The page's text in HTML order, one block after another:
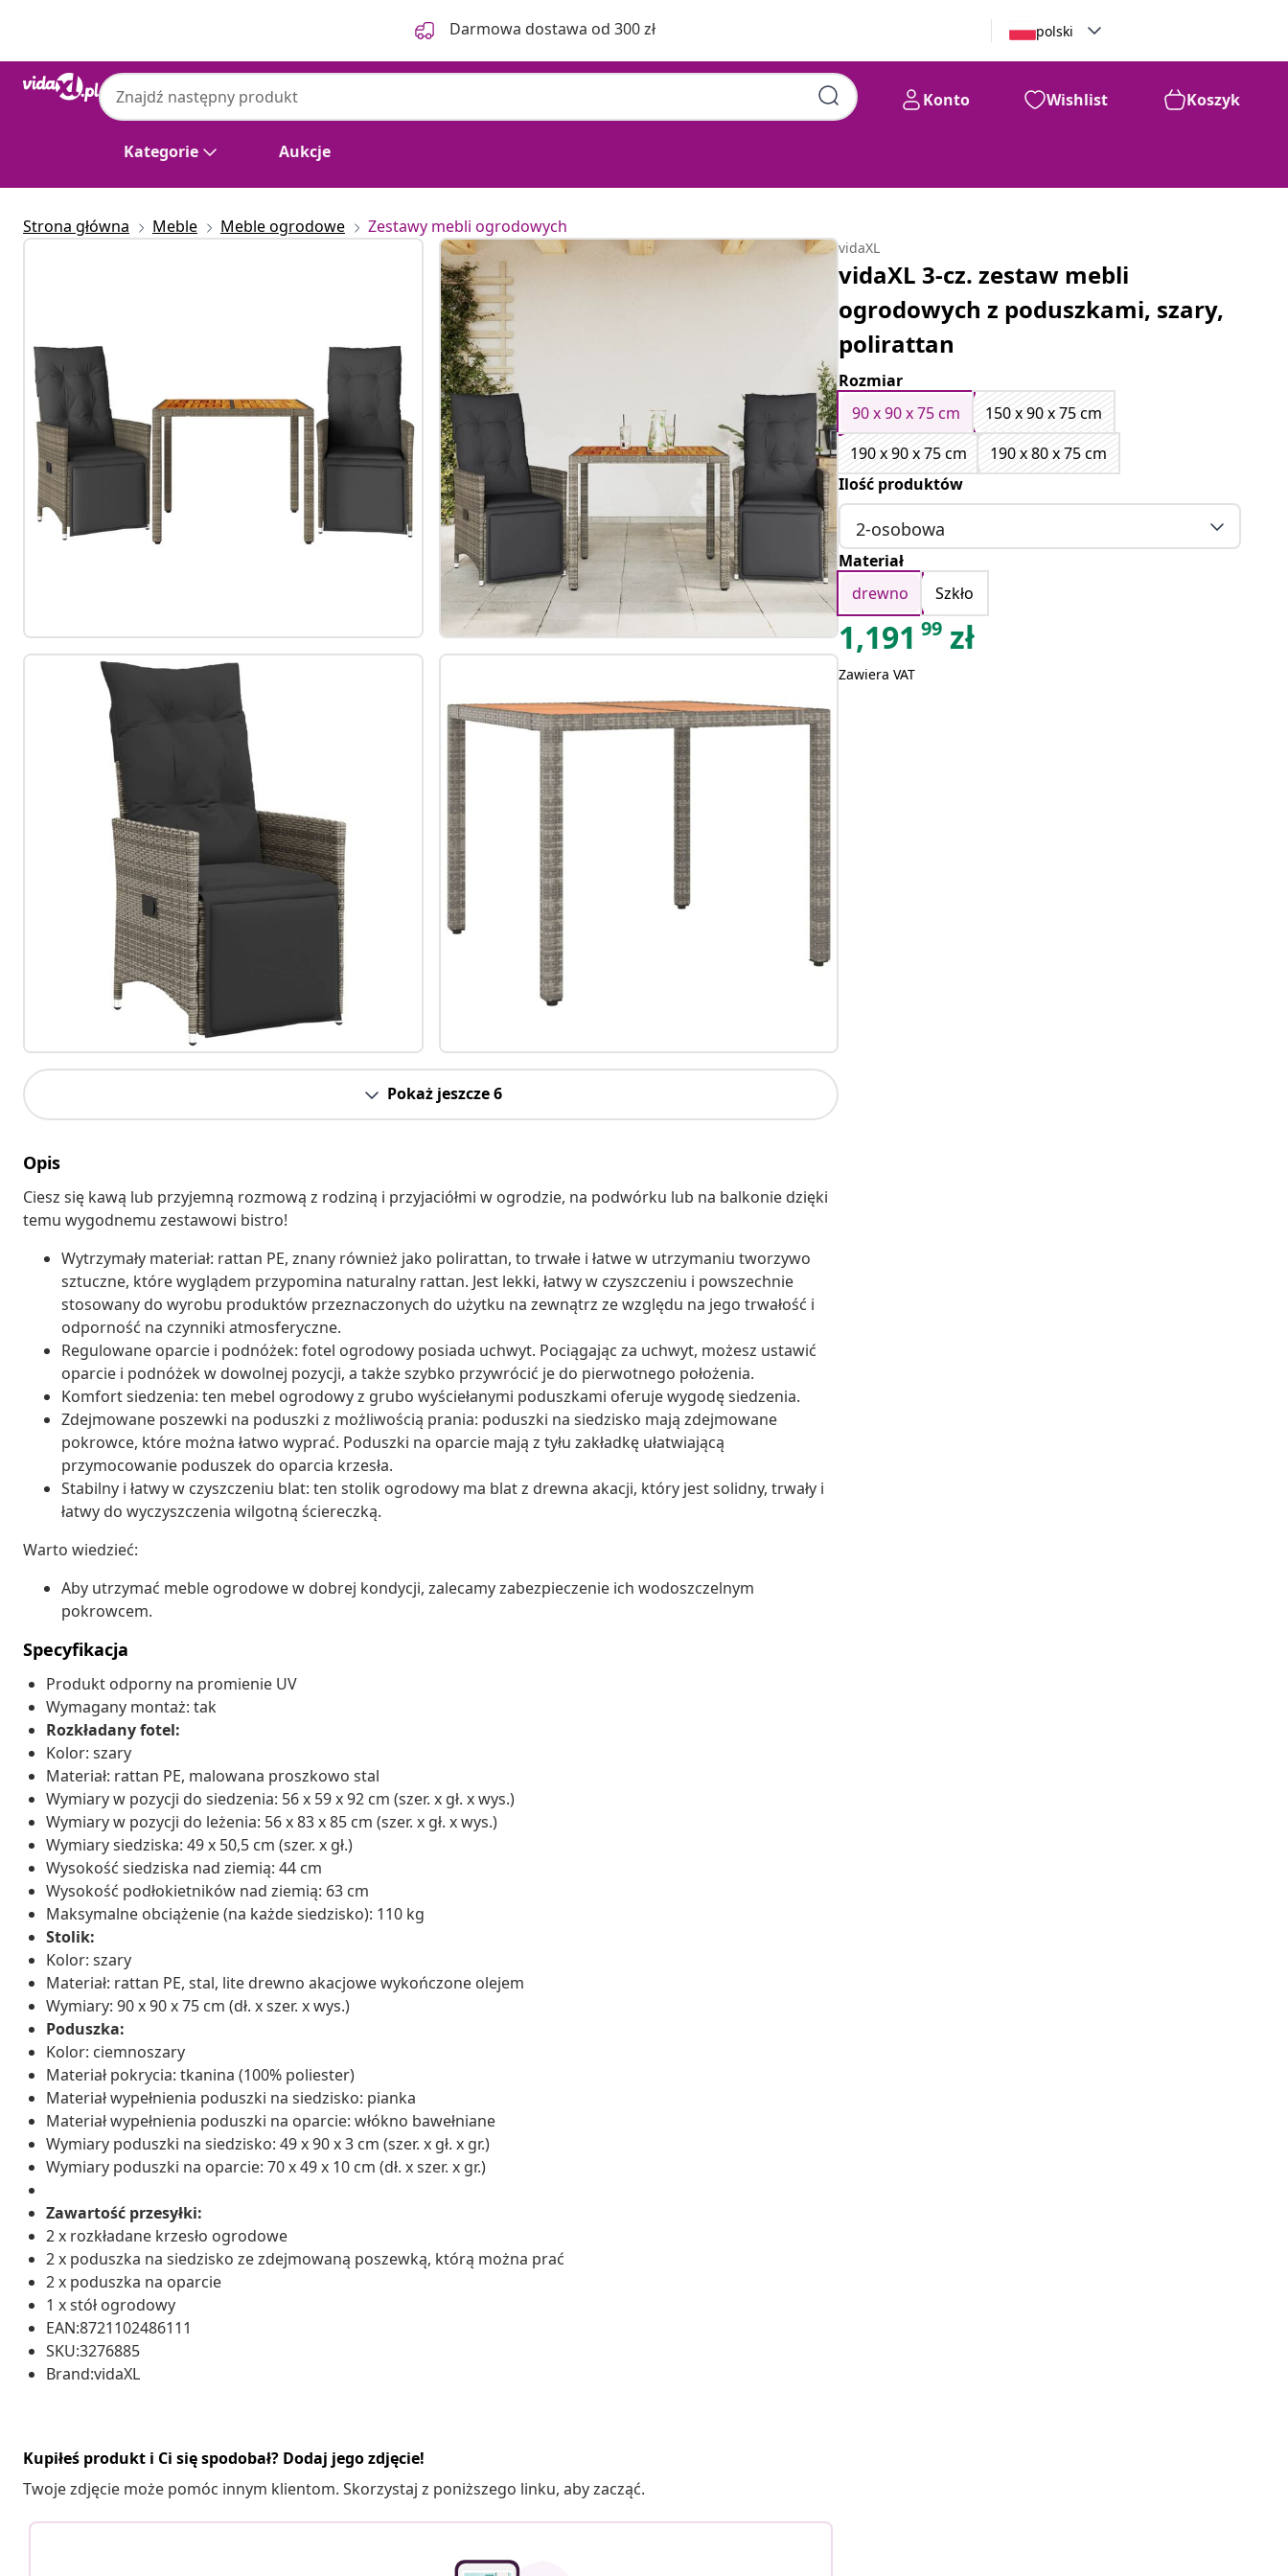
Darmowa dostawa od 300 zł polski
Kategorie Aukcje
Konto Wishlist Koszyk
Strona główna Meble Meble ogrodowe Zestawy mebli ogrodowych
Pokaż jeszcze 6
Opis
Ciesz się kawą lub przyjemną rozmową z rodziną i przyjaciółmi w ogrodzie, na podwórku lub na balkonie dzięki
temu wygodnemu zestawowi bistro!
Wytrzymały materiał: rattan PE, znany również jako polirattan, to trwałe i łatwe w utrzymaniu tworzywo
sztuczne, które wyglądem przypomina naturalny rattan. Jest lekki, łatwy w czyszczeniu i powszechnie
stosowany do wyrobu produktów przeznaczonych do użytku na zewnątrz ze względu na jego trwałość i
odporność na czynniki atmosferyczne.
Regulowane oparcie i podnóżek: fotel ogrodowy posiada uchwyt. Pociągając za uchwyt, możesz ustawić
oparcie i podnóżek w dowolnej pozycji, a także szybko przywrócić je do pierwotnego położenia.
Komfort siedzenia: ten mebel ogrodowy z grubo wyściełanymi poduszkami oferuje wygodę siedzenia.
Zdejmowane poszewki na poduszki z możliwością prania: poduszki na siedzisko mają zdejmowane
pokrowce, które można łatwo wyprać. Poduszki na oparcie mają z tyłu zakładkę ułatwiającą
przymocowanie poduszek do oparcia krzesła.
Stabilny i łatwy w czyszczeniu blat: ten stolik ogrodowy ma blat z drewna akacji, który jest solidny, trwały i
łatwy do wyczyszczenia wilgotną ściereczką.
Warto wiedzieć:
Aby utrzymać meble ogrodowe w dobrej kondycji, zalecamy zabezpieczenie ich wodoszczelnym
pokrowcem.
Specyfikacja
Produkt odporny na promienie UV
Wymagany montaż: tak
Rozkładany fotel:
Kolor: szary
Materiał: rattan PE, malowana proszkowo stal
Wymiary w pozycji do siedzenia: 56 x 59 x 92 cm (szer. x gł. x wys.)
Wymiary w pozycji do leżenia: 56 x 83 x 85 cm (szer. x gł. x wys.)
Wymiary siedziska: 49 x 50,5 cm (szer. x gł.)
Wysokość siedziska nad ziemią: 44 cm
Wysokość podłokietników nad ziemią: 63 cm
Maksymalne obciążenie (na każde siedzisko): 110 kg
Stolik:
Kolor: szary
Materiał: rattan PE, stal, lite drewno akacjowe wykończone olejem
Wymiary: 90 x 90 x 75 cm (dł. x szer. x wys.)
Poduszka:
Kolor: ciemnoszary
Materiał pokrycia: tkanina (100% poliester)
Materiał wypełnienia poduszki na siedzisko: pianka
Materiał wypełnienia poduszki na oparcie: włókno bawełniane
Wymiary poduszki na siedzisko: 49 x 90 x 3 cm (szer. x gł. x gr.)
Wymiary poduszki na oparcie: 70 x 49 x 10 cm (dł. x szer. x gr.)
Zawartość przesyłki:
2 x rozkładane krzesło ogrodowe
2 x poduszka na siedzisko ze zdejmowaną poszewką, którą można prać
2 x poduszka na oparcie
1 x stół ogrodowy
EAN:8721102486111
SKU:3276885
Brand:vidaXL
Kupiłeś produkt i Ci się spodobał? Dodaj jego zdjęcie!
Twoje zdjęcie może pomóc innym klientom. Skorzystaj z poniższego linku, aby zacząć.
vidaXL
vidaXL 3-cz. zestaw mebli
ogrodowych z poduszkami, szary,
polirattan
Rozmiar
90 x 90 x 75 cm
150 x 90 x 75 cm
190 x 90 x 75 cm
190 x 80 x 75 cm
Ilość produktów
2-osobowa
Materiał
drewno
Szkło
1,191 99 zł
Zawiera VAT